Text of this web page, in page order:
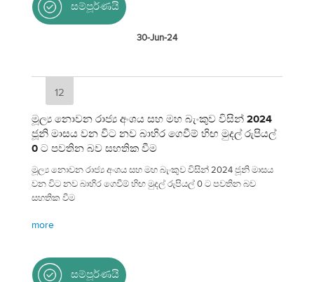
සම්පූර්ණයි
30-Jun-24
12
මූල්‍ය නොවන රාජ්‍ය අංශය සහ මහ බැංකුව විසින් 2024
ජූනි මාසය වන විට නව බාහිර ගෙවීම් හිඟ මුදල් රුපියල්
0 ට පවතින බව සහතික වීම
මූල්‍ය නොවන රාජ්‍ය අංශය සහ මහ බැංකුව විසින් 2024 ජූනි මාසය
වන විට නව බාහිර ගෙවීම් හිඟ මුදල් රුපියල් 0 ට පවතින බව
සහතික වීම
more
සම්පූර්ණයි